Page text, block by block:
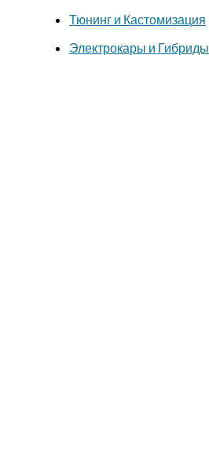
Тюнинг и Кастомизация
Электрокары и Гибриды